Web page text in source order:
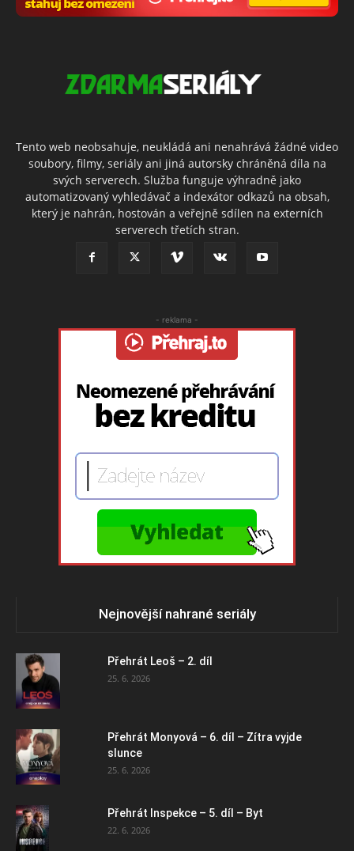
Tento web neobsahuje, neukládá ani nenahrává žádné video
soubory, filmy, seriály ani jiná autorsky chráněná díla na
svých serverech. Služba funguje výhradně jako
automatizovaný vyhledávač a indexátor odkazů na obsah,
který je nahrán, hostován a veřejně sdílen na externích
serverech třetích stran.
- reklama -
Nejnovější nahrané seriály
Přehrát Leoš – 2. díl
25. 6. 2026
Přehrát Monyová – 6. díl – Zítra vyjde
slunce
25. 6. 2026
Přehrát Inspekce – 5. díl – Byt
22. 6. 2026